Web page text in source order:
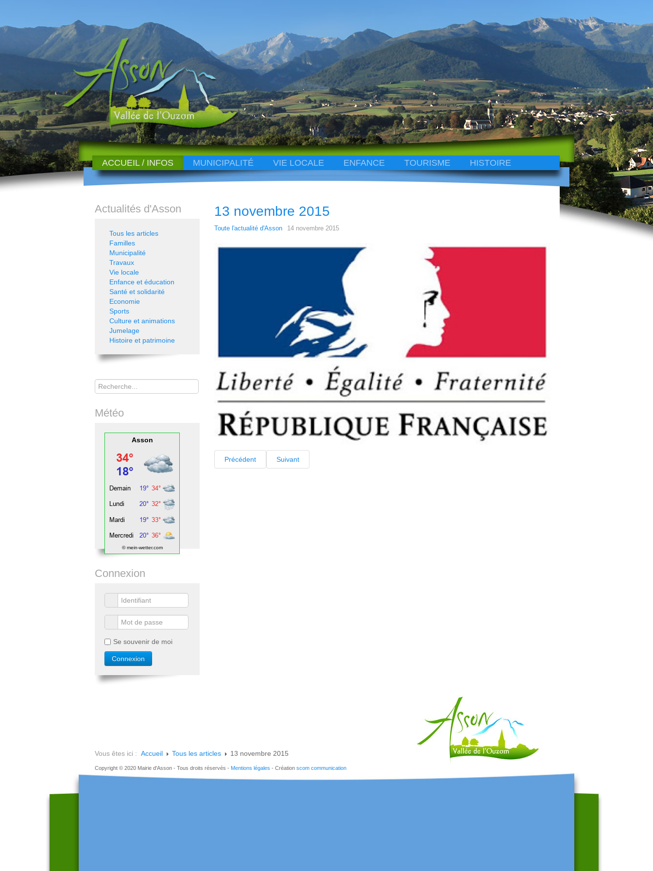
ACCUEIL / INFOS MUNICIPALITÉ VIE LOCALE ENFANCE TOURISME HISTOIRE
13 novembre 2015
Toute l'actualité d'Asson 14 novembre 2015
Précédent Suivant
Actualités d'Asson
Tous les articles
Familles
Municipalité
Travaux
Vie locale
Enfance et éducation
Santé et solidarité
Economie
Sports
Culture et animations
Jumelage
Histoire et patrimoine
Rechercher
Météo
Asson
© mein-wetter.com
Connexion
Se souvenir de moi
Vous êtes ici : Accueil Tous les articles 13 novembre 2015
Copyright © 2020 Mairie d'Asson - Tous droits réservés - Mentions légales - Création scom communication